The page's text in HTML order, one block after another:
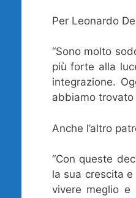
Per Leonardo
“Sono molto
più forte alla
integrazione.
abbiamo trovato
Anche l’altro
“Con queste
la sua crescita
vivere meglio